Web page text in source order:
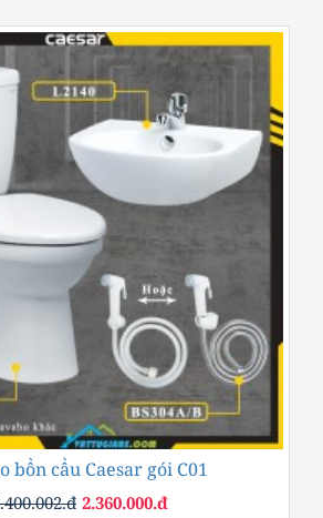
bồn cầu Caesar gói C01
2.360.000.đ